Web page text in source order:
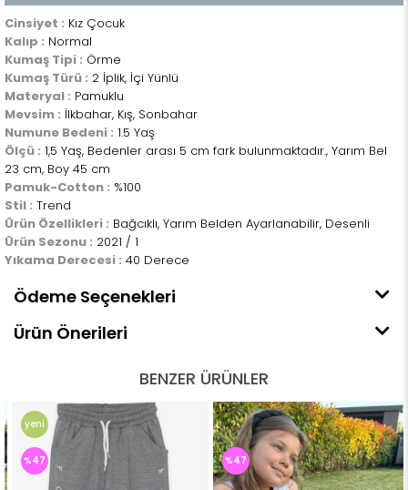
Cinsiyet : Kız Çocuk
Kalıp : Normal
Kumaş Tipi : Örme
Kumaş Türü : 2 İplik, İçi Yünlü
Materyal : Pamuklu
Mevsim : İlkbahar, Kış, Sonbahar
Numune Bedeni : 1.5 Yaş
Ölçü : 1,5 Yaş, Bedenler arası 5 cm fark bulunmaktadır., Yarım Bel
23 cm, Boy 45 cm
Pamuk-Cotton : %100
Stil : Trend
Ürün Özellikleri : Bağcıklı, Yarım Belden Ayarlanabilir, Desenli
Ürün Sezonu : 2021 / 1
Yıkama Derecesi : 40 Derece
Ödeme Seçenekleri
Ürün Önerileri
BENZER ÜRÜNLER
%47
yeni
ürün
%47